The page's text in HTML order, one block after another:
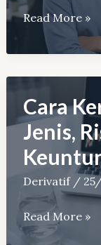
Rating
Pialang
Berjangka
Bappebti
Indonesia
Terbaru
Read More »
Cara
Jenis,
Derivatif/
Cara
Kerja
Read More »